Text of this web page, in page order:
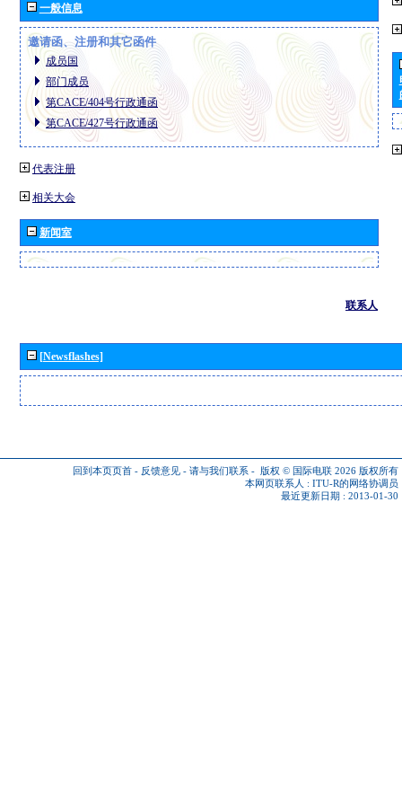
一般信息
邀请函、注册和其它函件
成员国
部门成员
第CACE/404号行政通函
第CACE/427号行政通函
代表注册
相关大会
新闻室
联系人
[Newsflashes]
回到本页页首 - 反馈意见 - 请与我们联系 - 版权 © 国际电联 2026 版权所有
本网页联系人 : ITU-R的网络协调员
最近更新日期 : 2013-01-30